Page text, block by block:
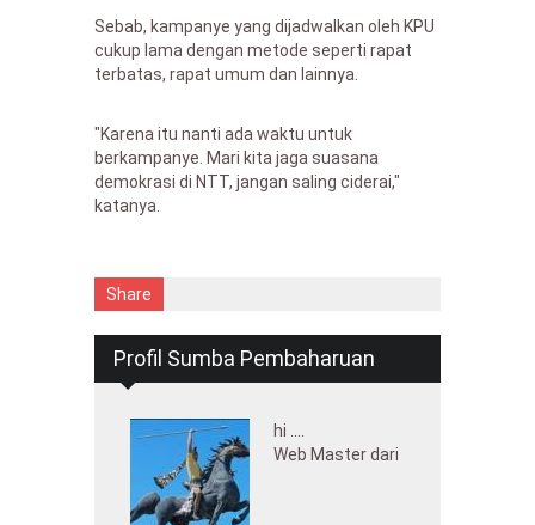
Sebab, kampanye yang dijadwalkan oleh KPU
cukup lama dengan metode seperti rapat
terbatas, rapat umum dan lainnya.
"Karena itu nanti ada waktu untuk
berkampanye. Mari kita jaga suasana
demokrasi di NTT, jangan saling ciderai,"
katanya.
Share
Profil Sumba Pembaharuan
hi ....
Web Master dari